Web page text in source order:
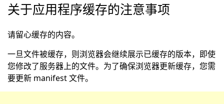
关于应用程序缓存的注意事项
请留心缓存的内容。
一旦文件被缓存，则浏览器会继续展示已缓存的版本，即使
您修改了服务器上的文件。为了确保浏览器更新缓存，您需
要更新 manifest 文件。